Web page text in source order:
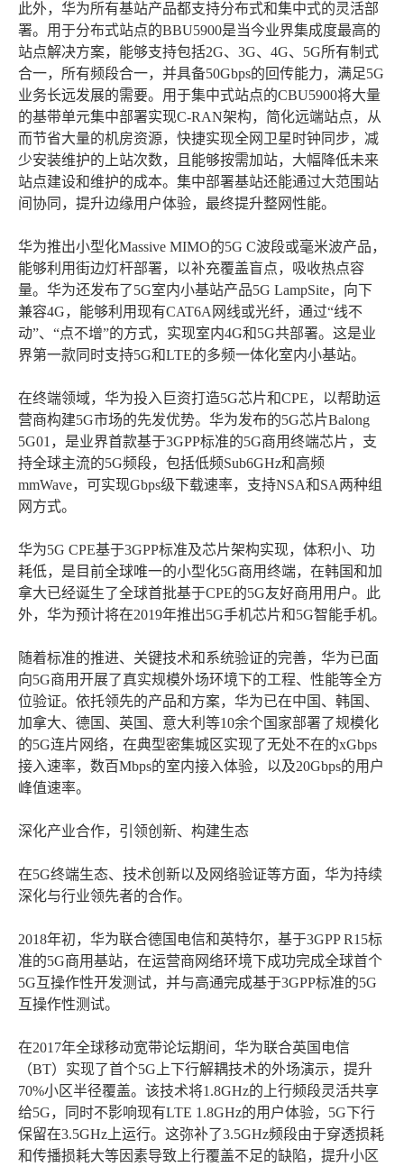
此外，华为所有基站产品都支持分布式和集中式的灵活部
署。用于分布式站点的BBU5900是当今业界集成度最高的
站点解决方案，能够支持包括2G、3G、4G、5G所有制式
合一，所有频段合一，并具备50Gbps的回传能力，满足5G
业务长远发展的需要。用于集中式站点的CBU5900将大量
的基带单元集中部署实现C-RAN架构，简化远端站点，从
而节省大量的机房资源，快捷实现全网卫星时钟同步，减
少安装维护的上站次数，且能够按需加站，大幅降低未来
站点建设和维护的成本。集中部署基站还能通过大范围站
间协同，提升边缘用户体验，最终提升整网性能。
华为推出小型化Massive MIMO的5G C波段或毫米波产品，
能够利用街边灯杆部署，以补充覆盖盲点，吸收热点容
量。华为还发布了5G室内小基站产品5G LampSite，向下
兼容4G，能够利用现有CAT6A网线或光纤，通过“线不
动”、“点不增”的方式，实现室内4G和5G共部署。这是业
界第一款同时支持5G和LTE的多频一体化室内小基站。
在终端领域，华为投入巨资打造5G芯片和CPE，以帮助运
营商构建5G市场的先发优势。华为发布的5G芯片Balong
5G01，是业界首款基于3GPP标准的5G商用终端芯片，支
持全球主流的5G频段，包括低频Sub6GHz和高频
mmWave，可实现Gbps级下载速率，支持NSA和SA两种组
网方式。
华为5G CPE基于3GPP标准及芯片架构实现，体积小、功
耗低，是目前全球唯一的小型化5G商用终端，在韩国和加
拿大已经诞生了全球首批基于CPE的5G友好商用用户。此
外，华为预计将在2019年推出5G手机芯片和5G智能手机。
随着标准的推进、关键技术和系统验证的完善，华为已面
向5G商用开展了真实规模外场环境下的工程、性能等全方
位验证。依托领先的产品和方案，华为已在中国、韩国、
加拿大、德国、英国、意大利等10余个国家部署了规模化
的5G连片网络，在典型密集城区实现了无处不在的xGbps
接入速率，数百Mbps的室内接入体验，以及20Gbps的用户
峰值速率。
深化产业合作，引领创新、构建生态
在5G终端生态、技术创新以及网络验证等方面，华为持续
深化与行业领先者的合作。
2018年初，华为联合德国电信和英特尔，基于3GPP R15标
准的5G商用基站，在运营商网络环境下成功完成全球首个
5G互操作性开发测试，并与高通完成基于3GPP标准的5G
互操作性测试。
在2017年全球移动宽带论坛期间，华为联合英国电信
（BT）实现了首个5G上下行解耦技术的外场演示，提升
70%小区半径覆盖。该技术将1.8GHz的上行频段灵活共享
给5G，同时不影响现有LTE 1.8GHz的用户体验，5G下行
保留在3.5GHz上运行。这弥补了3.5GHz频段由于穿透损耗
和传播损耗大等因素导致上行覆盖不足的缺陷，提升小区